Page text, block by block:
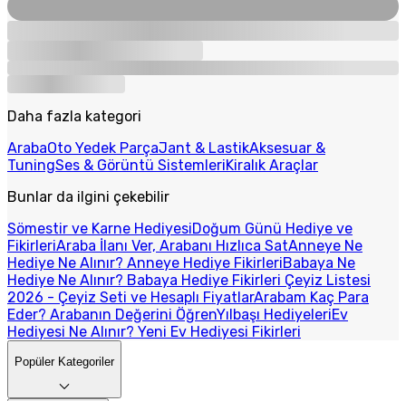
Daha fazla kategori
ArabaOto Yedek ParçaJant & LastikAksesuar &
TuningSes & Görüntü SistemleriKiralık Araçlar
Bunlar da ilgini çekebilir
Sömestir ve Karne HediyesiDoğum Günü Hediye ve
FikirleriAraba İlanı Ver, Arabanı Hızlıca SatAnneye Ne
Hediye Ne Alınır? Anneye Hediye FikirleriBabaya Ne
Hediye Ne Alınır? Babaya Hediye Fikirleri Çeyiz Listesi
2026 - Çeyiz Seti ve Hesaplı FiyatlarArabam Kaç Para
Eder? Arabanın Değerini ÖğrenYılbaşı HediyeleriEv
Hediyesi Ne Alınır? Yeni Ev Hediyesi Fikirleri
Popüler Kategoriler